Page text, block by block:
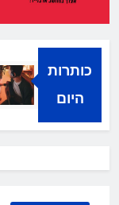
כותרות
היום
קולית